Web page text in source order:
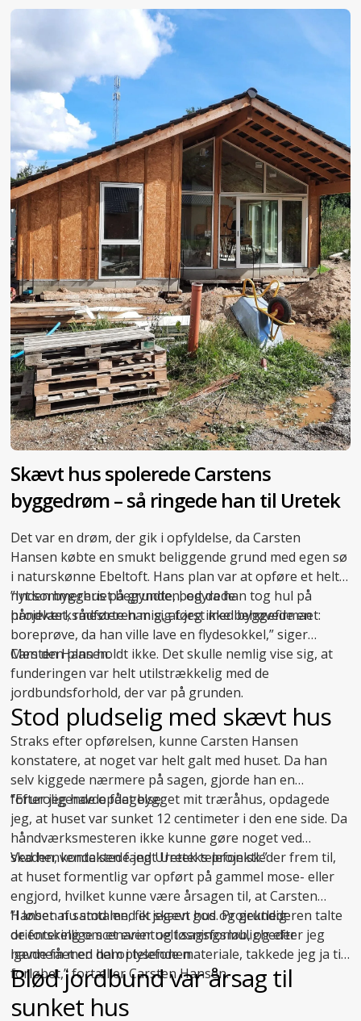
Skævt hus spolerede Carstens
byggedrøm – så ringede han til Uretek
Det var en drøm, der gik i opfyldelse, da Carsten
Hansen købte en smukt beliggende grund med egen sø
i naturskønne Ebeltoft. Hans plan var at opføre et helt
nyt sommerhus på grunden, og da han tog hul på
projektet, rådførte han sig først med byggefirmaet:
”Inden byggeriet begyndte, bedyrede
håndværksmesteren mig, at jeg ikke behøvede en
boreprøve, da han ville lave en flydesokkel,” siger
Carsten Hansen.
Men den plan holdt ikke. Det skulle nemlig vise sig, at
funderingen var helt utilstrækkelig med de
jordbundsforhold, der var på grunden.
Stod pludselig med skævt hus
Straks efter opførelsen, kunne Carsten Hansen
konstatere, at noget var helt galt med huset. Da han
selv kiggede nærmere på sagen, gjorde han en
foruroligende opdagelse:
”Efter jeg havde fået bygget mit træråhus, opdagede
jeg, at huset var sunket 12 centimeter i den ene side. Da
håndværksmesteren ikke kunne gøre noget ved
skaden, kontaktede jeg Uretek telefonisk.”
Ved henvendelsen fandt Ureteks projektleder frem til,
at huset formentlig var opført på gammel mose- eller
engjord, hvilket kunne være årsagen til, at Carsten
Hansen nu stod med et skævt hus. Projektlederen talte
de forskellige scenarier og løsningsmuligheder
igennem med ham i telefonen.
”I løbet af samtalen, fik jeg en god og grundig
orientering om et eventuelt sagsforløb, og efter jeg
havde fået en del oplysende materiale, takkede jeg ja til
forløbet,” fortæller Carsten Hansen.
Blød jordbund var årsag til
sunket hus